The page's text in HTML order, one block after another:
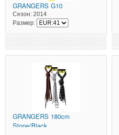
GRANGERS G10
Сезон: 2014
Размер:
GRANGERS 180cm
Stone/Black